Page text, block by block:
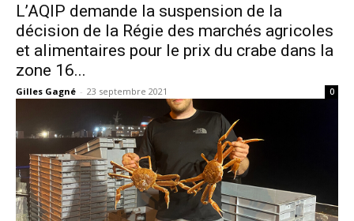
L’AQIP demande la suspension de la
décision de la Régie des marchés agricoles
et alimentaires pour le prix du crabe dans la
zone 16...
Gilles Gagné - 23 septembre 2021 0